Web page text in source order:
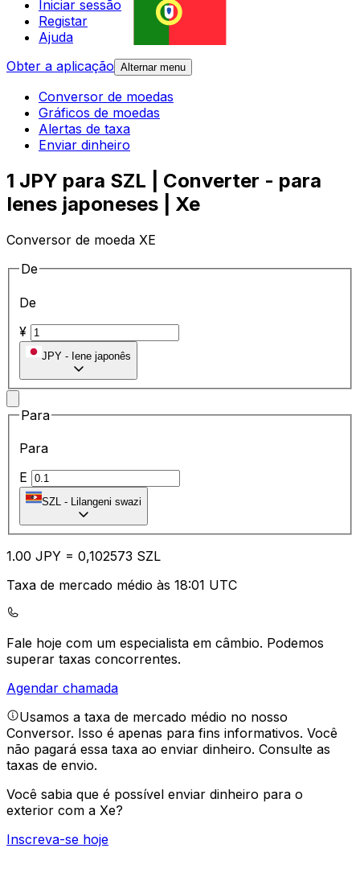
Iniciar sessão
Registar
Ajuda
Obter a aplicação Alternar menu
Conversor de moedas
Gráficos de moedas
Alertas de taxa
Enviar dinheiro
1 JPY para SZL | Converter - para
Ienes japoneses | Xe
Conversor de moeda XE
De
De
¥
JPY - Iene japonês
Para
Para
E
SZL - Lilangeni swazi
1.00 JPY = 0,102573 SZL
Taxa de mercado médio às 18:01 UTC
Fale hoje com um especialista em câmbio. Podemos
superar taxas concorrentes.
Agendar chamada
Usamos a taxa de mercado médio no nosso
Conversor. Isso é apenas para fins informativos. Você
não pagará essa taxa ao enviar dinheiro. Consulte as
taxas de envio.
Você sabia que é possível enviar dinheiro para o
exterior com a Xe?
Inscreva-se hoje